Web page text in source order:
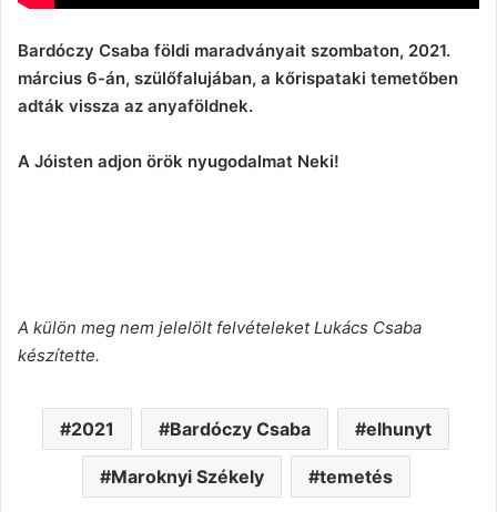
Bardóczy Csaba földi maradványait szombaton, 2021.
március 6-án, szülőfalujában, a kőrispataki temetőben
adták vissza az anyaföldnek.
A Jóisten adjon örök nyugodalmat Neki!
A külön meg nem jelelölt felvételeket Lukács Csaba
készítette.
2021 Bardóczy Csaba elhunyt
Maroknyi Székely temetés